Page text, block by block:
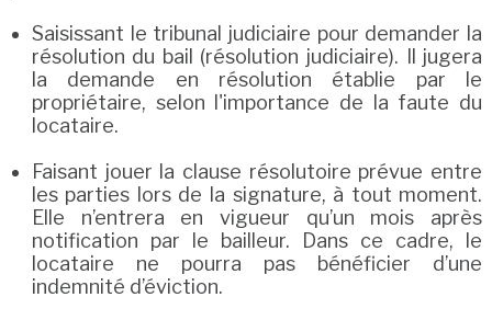
Saisissant le tribunal judiciaire pour demander la
résolution du bail (résolution judiciaire). Il jugera
la demande en résolution établie par le
propriétaire, selon l'importance de la faute du
locataire.
Faisant jouer la clause résolutoire prévue entre
les parties lors de la signature, à tout moment.
Elle n’entrera en vigueur qu’un mois après
notification par le bailleur. Dans ce cadre, le
locataire ne pourra pas bénéficier d’une
indemnité d’éviction.